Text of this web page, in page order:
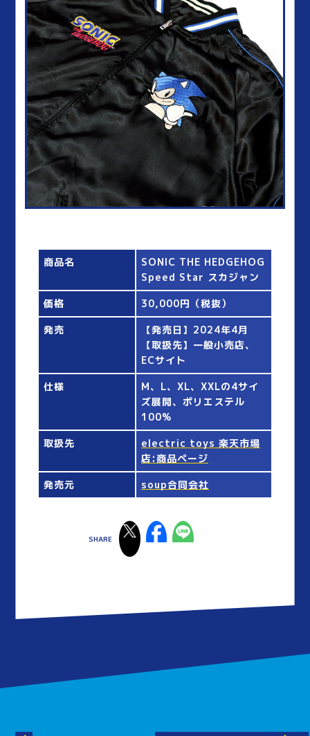
商品名
SONIC THE HEDGEHOG
Speed Star スカジャン
価格
30,000円（税抜）
発売
【発売日】2024年4月
【取扱先】一般小売店、
ECサイト
仕様
M、L、XL、XXLの4サイ
ズ展開、ポリエステル
100%
取扱先
electric toys 楽天市場
店:商品ページ
発売元
soup合同会社